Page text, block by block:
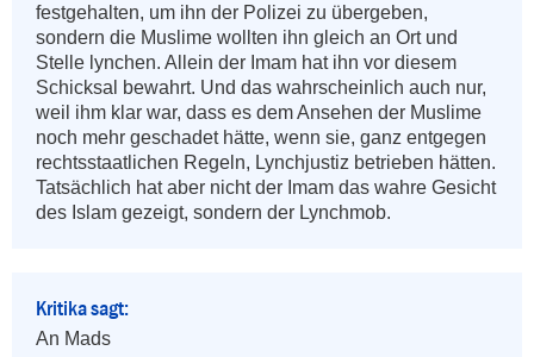
festgehalten, um ihn der Polizei zu übergeben,
sondern die Muslime wollten ihn gleich an Ort und
Stelle lynchen. Allein der Imam hat ihn vor diesem
Schicksal bewahrt. Und das wahrscheinlich auch nur,
weil ihm klar war, dass es dem Ansehen der Muslime
noch mehr geschadet hätte, wenn sie, ganz entgegen
rechtsstaatlichen Regeln, Lynchjustiz betrieben hätten.
Tatsächlich hat aber nicht der Imam das wahre Gesicht
des Islam gezeigt, sondern der Lynchmob.
Kritika sagt:
An Mads